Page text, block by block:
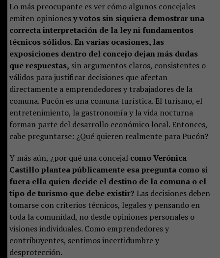
Lo más preocupante es ver cómo algunos concejales
emiten opinionesy votos sin siquiera demostrar una
correcta interpretación de la ley ni fundamentos
técnicos sólidos. En varias ocasiones, las
exposiciones dentro del concejo dejan más dudas
que respuestas, sin argumentos claros, consistentes o
válidos para justificar decisiones que afectan
directamente a emprendedores y trabajadores de la
comuna. Pucón es una comuna turística. El turismo, el
entretenimiento, la gastronomía y la vida nocturna
forman parte del desarrollo económico local. Entonces,
cabe preguntarse: ¿Qué quieren realmente para Pucón?
Y más aún, ¿por qué una concejal como Verónica
Castillo plantea públicamente esa pregunta como si
fuera ella quien decide el destino de la comuna o el
tipo de turismo que debe existir? Las decisiones deben
tomarse con criterios técnicos, legales y pensando en
toda la comunidad, no desde opiniones personales o
visiones individuales. Como emprendedores y
contribuyentes, sentimos incertidumbre y
desprotección.